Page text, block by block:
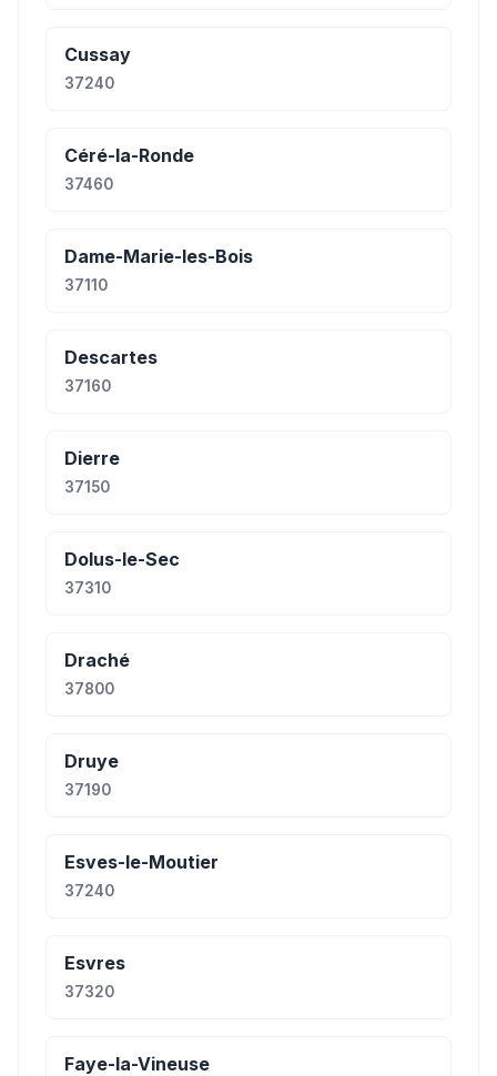
Cussay
37240
Céré-la-Ronde
37460
Dame-Marie-les-Bois
37110
Descartes
37160
Dierre
37150
Dolus-le-Sec
37310
Draché
37800
Druye
37190
Esves-le-Moutier
37240
Esvres
37320
Faye-la-Vineuse